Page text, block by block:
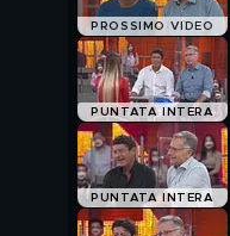
PROSSIMO VIDEO
PUNTATA INTERA
PUNTATA INTERA